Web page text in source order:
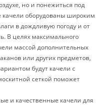
но и понежиться под
качели оборудованы широким
в дождливую погоду и от
В целях максимального
массой дополнительных
или других предметов,
будут качели с
сеткой поможет
и качественные качели для